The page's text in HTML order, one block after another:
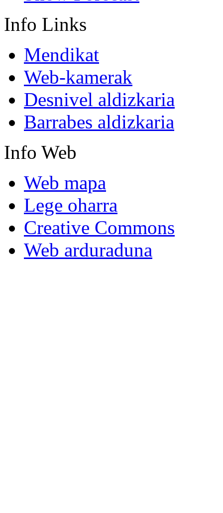
Info Links
Mendikat
Web-kamerak
Desnivel aldizkaria
Barrabes aldizkaria
Info Web
Web mapa
Lege oharra
Creative Commons
Web arduraduna